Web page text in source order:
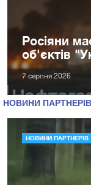
Росіяни
об'єктів
7 серпня 2026